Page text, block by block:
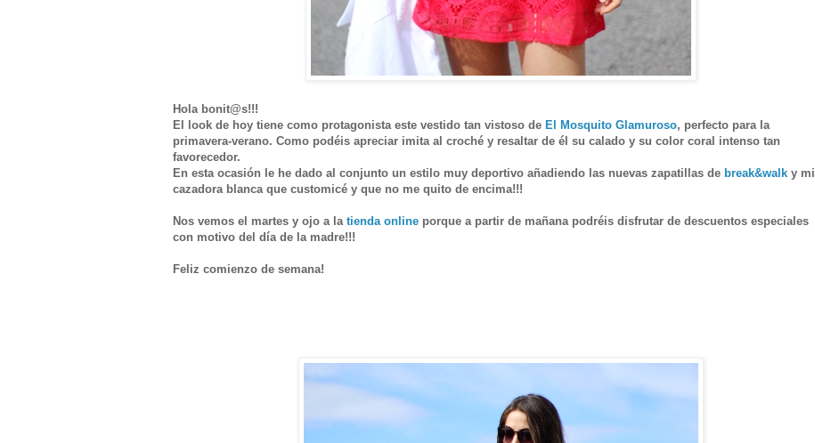
Hola bonit@s!!!
El look de hoy tiene como protagonista este vestido tan vistoso de El Mosquito Glamuroso, perfecto para la
primavera-verano. Como podéis apreciar imita al croché y resaltar de él su calado y su color coral intenso tan
favorecedor.
En esta ocasión le he dado al conjunto un estilo muy deportivo añadiendo las nuevas zapatillas de break&walk y mi
cazadora blanca que customicé y que no me quito de encima!!!
Nos vemos el martes y ojo a la tienda online porque a partir de mañana podréis disfrutar de descuentos especiales
con motivo del día de la madre!!!
Feliz comienzo de semana!